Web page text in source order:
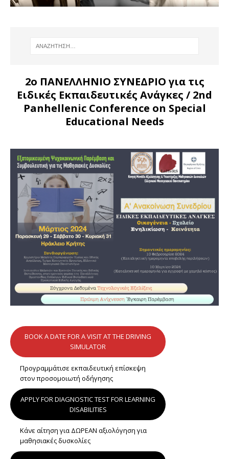
2ο ΠΑΝΕΛΛΗΝΙΟ ΣΥΝΕΔΡΙΟ για τις
Ειδικές Εκπαιδευτικές Ανάγκες / 2nd
Panhellenic Conference on Special
Educational Needs
BOOK A DATE FOR A VISIT AT THE DRIVING
SIMULATOR
Προγραμμάτισε εκπαιδευτική επίσκεψη
στον προσομοιωτή οδήγησης
APPLY FOR DIAGNOSTIC TEST FOR LEARNING
DISABILITIES
Κάνε αίτηση για ΔΩΡΕΑΝ αξιολόγηση για
μαθησιακές δυσκολίες